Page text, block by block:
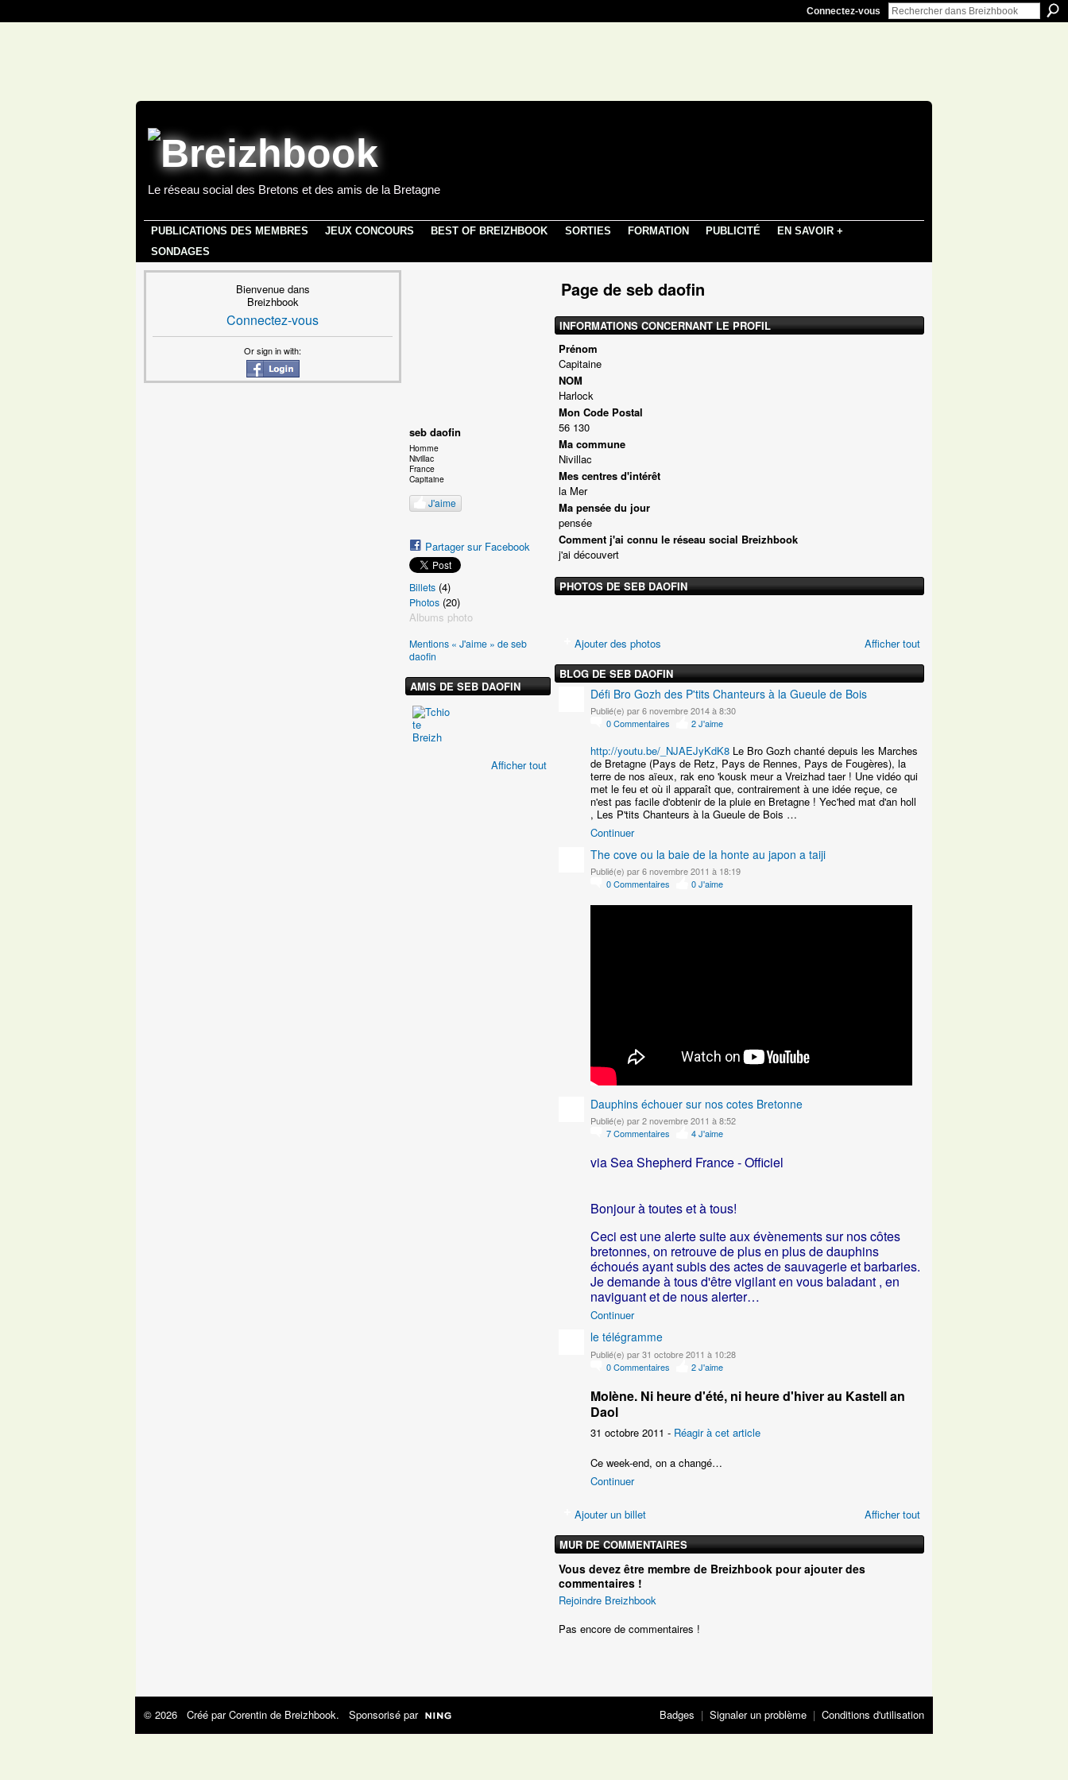
Connectez-vous
Le réseau social des Bretons et des amis de la Bretagne
PUBLICATIONS DES MEMBRES JEUX CONCOURS BEST OF BREIZHBOOK SORTIES FORMATION PUBLICITÉ
EN SAVOIR +
SONDAGES
Bienvenue dans
Breizhbook
Connectez-vous
Or sign in with:
seb daofin
Homme
Nivillac
France
Capitaine
J'aime
Partager sur Facebook
Billets (4)
Photos (20)
Albums photo
Mentions « J'aime » de seb
daofin
AMIS DE SEB DAOFIN
Afficher tout
Page de seb daofin
INFORMATIONS CONCERNANT LE PROFIL
Prénom
Capitaine
NOM
Harlock
Mon Code Postal
56 130
Ma commune
Nivillac
Mes centres d'intérêt
la Mer
Ma pensée du jour
pensée
Comment j'ai connu le réseau social Breizhbook
j'ai découvert
PHOTOS DE SEB DAOFIN
Ajouter des photos
Afficher tout
BLOG DE SEB DAOFIN
Défi Bro Gozh des P'tits Chanteurs à la Gueule de Bois
Publié(e) par 6 novembre 2014 à 8:30
0Commentaires 2J'aime
http://youtu.be/_NJAEJyKdK8 Le Bro Gozh chanté depuis les Marches
de Bretagne (Pays de Retz, Pays de Rennes, Pays de Fougères), la
terre de nos aïeux, rak eno 'kousk meur a Vreizhad taer ! Une vidéo qui
met le feu et où il apparaît que, contrairement à une idée reçue, ce
n'est pas facile d'obtenir de la pluie en Bretagne ! Yec'hed mat d'an holl
, Les P'tits Chanteurs à la Gueule de Bois …
Continuer
The cove ou la baie de la honte au japon a taiji
Publié(e) par 6 novembre 2011 à 18:19
0Commentaires 0J'aime
Dauphins échouer sur nos cotes Bretonne
Publié(e) par 2 novembre 2011 à 8:52
7Commentaires 4J'aime
via Sea Shepherd France - Officiel
Bonjour à toutes et à tous!
Ceci est une alerte suite aux évènements sur nos côtes
bretonnes, on retrouve de plus en plus de dauphins
échoués ayant subis des actes de sauvagerie et barbaries.
Je demande à tous d'être vigilant en vous baladant , en
naviguant et de nous alerter…
Continuer
le télégramme
Publié(e) par 31 octobre 2011 à 10:28
0Commentaires 2J'aime
Molène. Ni heure d'été, ni heure d'hiver au Kastell an
Daol
31 octobre 2011 - Réagir à cet article
Ce week-end, on a changé…
Continuer
Ajouter un billet
Afficher tout
MUR DE COMMENTAIRES
Vous devez être membre de Breizhbook pour ajouter des
commentaires !
Rejoindre Breizhbook
Pas encore de commentaires !
© 2026 Créé parCorentin de Breizhbook. Sponsorisé par Badges | Signaler un problème | Conditions d'utilisation